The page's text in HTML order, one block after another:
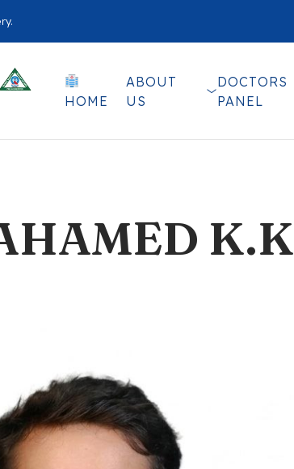
HOME
ABOUT
US
DOCTORS
PANEL
K.K